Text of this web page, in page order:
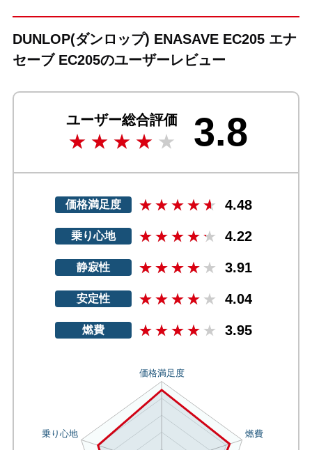
DUNLOP(ダンロップ) ENASAVE EC205 エナ
セーブ EC205のユーザーレビュー
ユーザー総合評価 3.8
価格満足度 4.48
乗り心地 4.22
静寂性 3.91
安定性 4.04
燃費 3.95